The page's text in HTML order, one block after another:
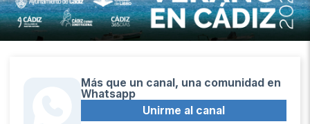
Más que un canal, una comunidad en
Whatsapp
Unirme al canal